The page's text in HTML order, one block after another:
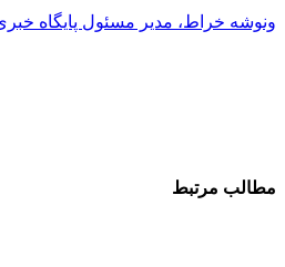
ونوشه خراط، مدیر مسئول پایگاه
مطالب مرتبط